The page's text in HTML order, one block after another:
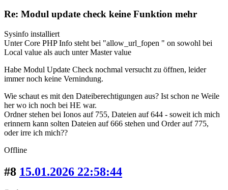
Re: Modul update check keine Funktion mehr
Sysinfo installiert
Unter Core PHP Info steht bei "allow_url_fopen " on sowohl bei
Local value als auch unter Master value
Habe Modul Update Check nochmal versucht zu öffnen, leider
immer noch keine Vernindung.
Wie schaut es mit den Dateiberechtigungen aus? Ist schon ne Weile
her wo ich noch bei HE war.
Ordner stehen bei Ionos auf 755, Dateien auf 644 - soweit ich mich
erinnern kann solten Dateien auf 666 stehen und Order auf 775,
oder irre ich mich??
Offline
#8 15.01.2026 22:58:44